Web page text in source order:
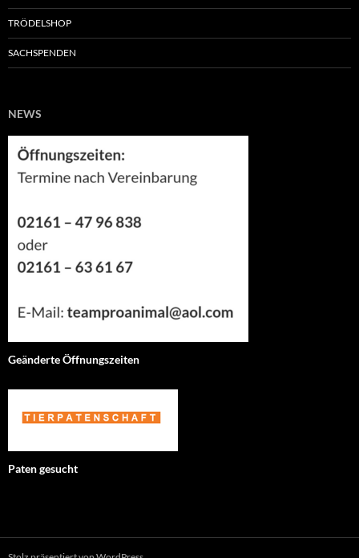
TRÖDELSHOP
SACHSPENDEN
NEWS
Geänderte Öffnungszeiten
Paten gesucht